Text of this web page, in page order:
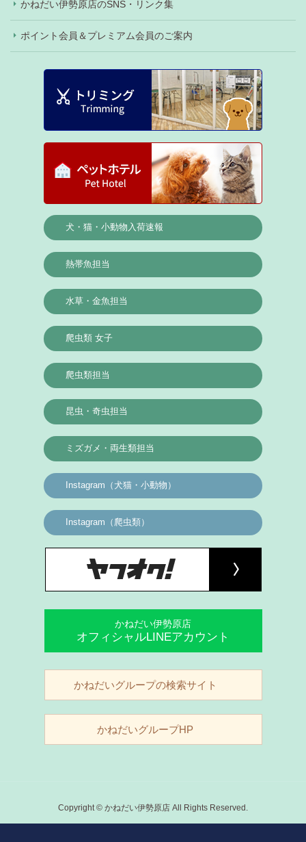
かねだい伊勢原店のSNS・リンク集
ポイント会員＆プレミアム会員のご案内
犬・猫・小動物入荷速報
熱帯魚担当
水草・金魚担当
爬虫類 女子
爬虫類担当
昆虫・奇虫担当
ミズガメ・両生類担当
Instagram（犬猫・小動物）
Instagram（爬虫類）
かねだい伊勢原店
オフィシャルLINEアカウント
かねだいグループの検索サイト
かねだいグループHP
Copyright © かねだい伊勢原店 All Rights Reserved.